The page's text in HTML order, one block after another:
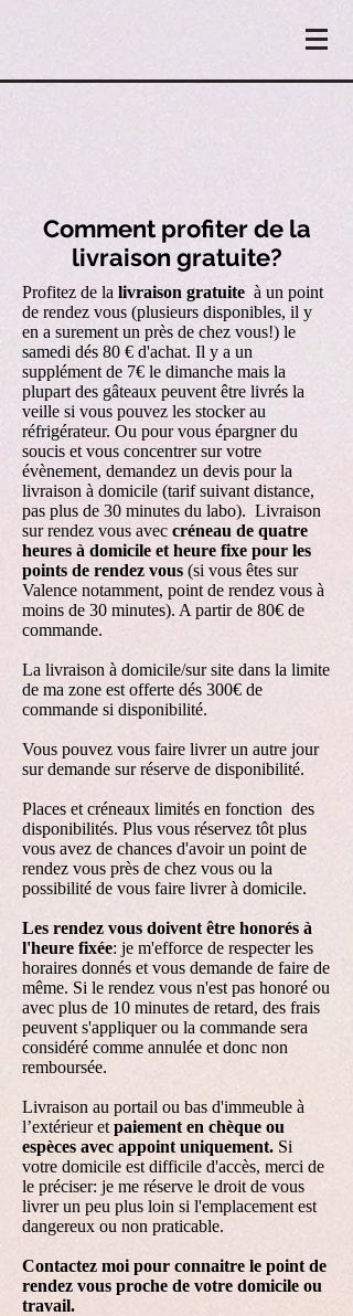
Comment profiter de la
livraison gratuite?
Profitez de la livraison gratuite à un point
de rendez vous (plusieurs disponibles, il y
en a surement un près de chez vous!) le
samedi dés 80 € d'achat. Il y a un
supplément de 7€ le dimanche mais la
plupart des gâteaux peuvent être livrés la
veille si vous pouvez les stocker au
réfrigérateur. Ou pour vous épargner du
soucis et vous concentrer sur votre
évènement, demandez un devis pour la
livraison à domicile (tarif suivant distance,
pas plus de 30 minutes du labo). Livraison
sur rendez vous avec créneau de quatre
heures à domicile et heure fixe pour les
points de rendez vous (si vous êtes sur
Valence notamment, point de rendez vous à
moins de 30 minutes). A partir de 80€ de
commande.
La livraison à domicile/sur site dans la limite
de ma zone est offerte dés 300€ de
commande si disponibilité.
Vous pouvez vous faire livrer un autre jour
sur demande sur réserve de disponibilité.
Places et créneaux limités en fonction des
disponibilités. Plus vous réservez tôt plus
vous avez de chances d'avoir un point de
rendez vous près de chez vous ou la
possibilité de vous faire livrer à domicile.
Les rendez vous doivent être honorés à
l'heure fixée: je m'efforce de respecter les
horaires donnés et vous demande de faire de
même. Si le rendez vous n'est pas honoré ou
avec plus de 10 minutes de retard, des frais
peuvent s'appliquer ou la commande sera
considéré comme annulée et donc non
remboursée.
Livraison au portail ou bas d'immeuble à
l’extérieur et paiement en chèque ou
espèces avec appoint uniquement. Si
votre domicile est difficile d'accès, merci de
le préciser: je me réserve le droit de vous
livrer un peu plus loin si l'emplacement est
dangereux ou non praticable.
Contactez moi pour connaitre le point de
rendez vous proche de votre domicile ou
travail.